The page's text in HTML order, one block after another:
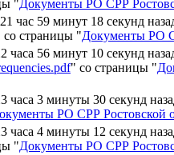
"Документы РО СРР
час 59 минут 18 секунд
со страницы "Документы РО
часа 56 минут 10 секунд
" со страницы "
часа 3 минуты 30 секунд
РО СРР Ростовской
часа 4 минуты 12 секунд
"Документы РО СРР